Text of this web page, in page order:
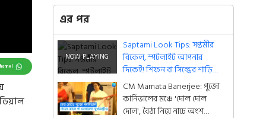
এর পর
Saptami Look Tips: সপ্তমীর
বিকেল, স্পটলাইট আপনার
দিকেই! শিফন বা সিল্কের শাড়িতে
চুল খুলে দিন আজ
CM Mamata Banerjee: পুজো
কার্নিভালের মঞ্চে 'দোল দোল
দোল', বৈঠা নিয়ে নাচে অংশ